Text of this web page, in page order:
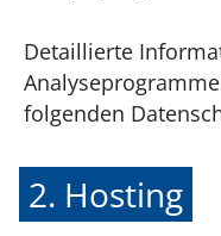
Detaillierte
folgenden
2. Hosting